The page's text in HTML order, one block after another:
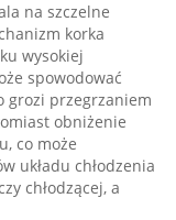
na szczelne
korka
wysokiej
spowodować
grozi przegrzaniem
obniżenie
co może
układu chłodzenia
chłodzącej, a